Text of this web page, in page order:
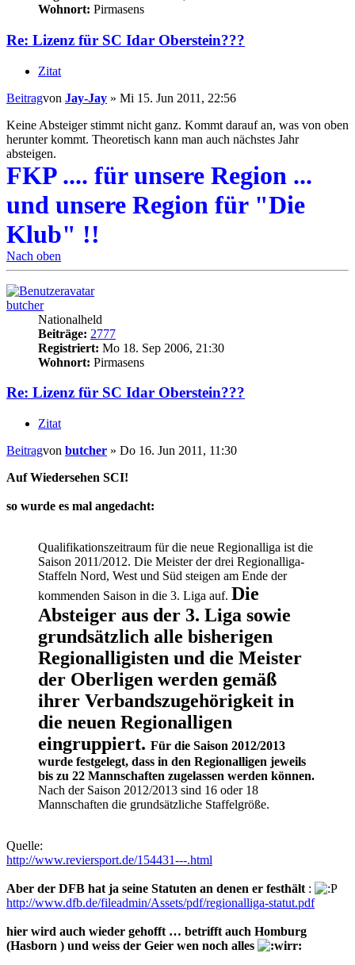
Wohnort: Pirmasens
Re: Lizenz für SC Idar Oberstein???
Zitat
Beitragvon Jay-Jay » Mi 15. Jun 2011, 22:56
Keine Absteiger stimmt nicht ganz. Kommt darauf an, was von oben
herunter kommt. Theoretisch kann man auch nächstes Jahr
absteigen.
FKP .... für unsere Region ...
und unsere Region für "Die
Klub" !!
Nach oben
butcher
Nationalheld
Beiträge: 2777
Registriert: Mo 18. Sep 2006, 21:30
Wohnort: Pirmasens
Re: Lizenz für SC Idar Oberstein???
Zitat
Beitragvon butcher » Do 16. Jun 2011, 11:30
Auf Wiedersehen SCI!
so wurde es mal angedacht:
Qualifikationszeitraum für die neue Regionalliga ist die
Saison 2011/2012. Die Meister der drei Regionalliga-
Staffeln Nord, West und Süd steigen am Ende der
kommenden Saison in die 3. Liga auf. Die
Absteiger aus der 3. Liga sowie
grundsätzlich alle bisherigen
Regionalligisten und die Meister
der Oberligen werden gemäß
ihrer Verbandszugehörigkeit in
die neuen Regionalligen
eingruppiert. Für die Saison 2012/2013
wurde festgelegt, dass in den Regionalligen jeweils
bis zu 22 Mannschaften zugelassen werden können.
Nach der Saison 2012/2013 sind 16 oder 18
Mannschaften die grundsätzliche Staffelgröße.
Quelle:
http://www.reviersport.de/154431---.html
Aber der DFB hat ja seine Statuten an denen er festhält :
http://www.dfb.de/fileadmin/Assets/pdf/regionalliga-statut.pdf
hier wird auch wieder gehofft … betrifft auch Homburg
(Hasborn ) und weiss der Geier wen noch alles